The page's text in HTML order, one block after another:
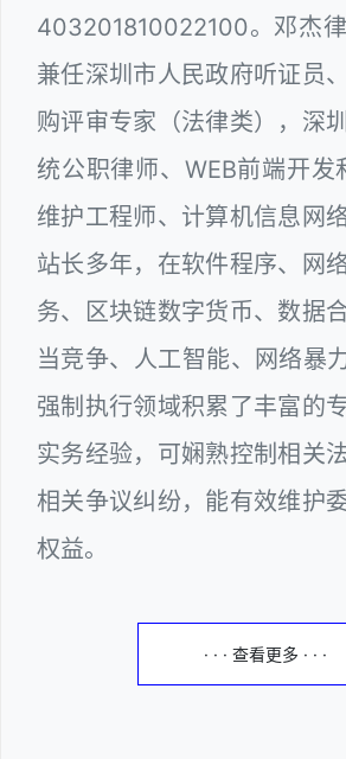
403201810022100。邓杰律
兼任深圳市人民政府听证员
购评审专家（法律类），深
统公职律师、WEB前端开发
维护工程师、计算机信息网
站长多年，在软件程序、网
务、区块链数字货币、数据
当竞争、人工智能、网络暴
强制执行领域积累了丰富的
实务经验，可娴熟控制相关
相关争议纠纷，能有效维护
权益。
· · · 查看更多 · · ·